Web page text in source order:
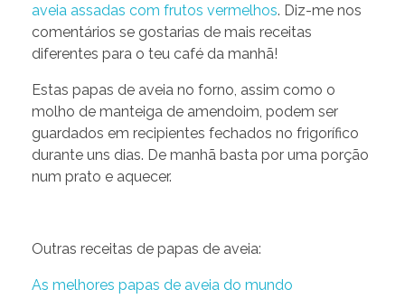
aveia assadas com frutos vermelhos. Diz-me nos
comentários se gostarias de mais receitas
diferentes para o teu café da manhã!
Estas papas de aveia no forno, assim como o
molho de manteiga de amendoim, podem ser
guardados em recipientes fechados no frigorífico
durante uns dias. De manhã basta por uma porção
num prato e aquecer.
Outras receitas de papas de aveia:
As melhores papas de aveia do mundo